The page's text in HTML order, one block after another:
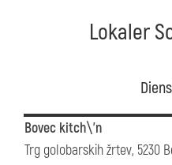
Lokaler
Bovec kitch\'n
Trg golobarskih žrtev, 5230